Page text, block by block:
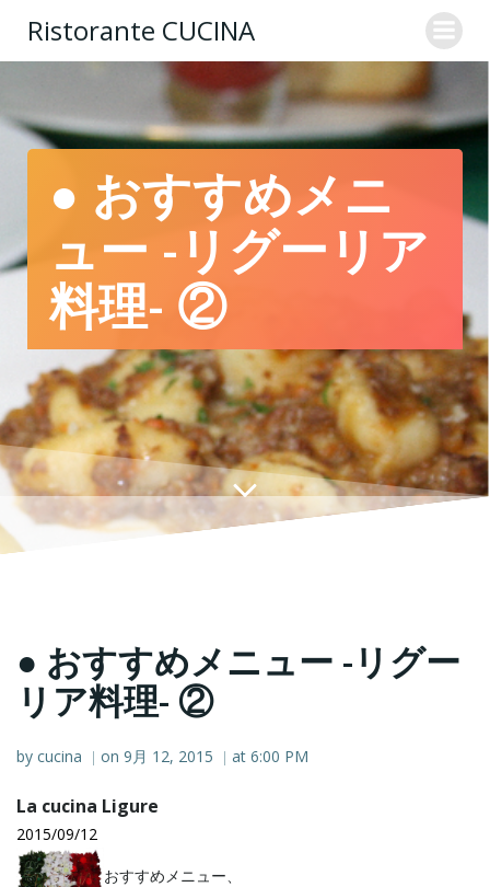
ン
テ
ン
ツ
へ
キ
ッ
プ
Ristorante CUCINA
● おすすめメニ
ュー -リグーリア
料理- ②
● おすすめメニュー -リグー
リア料理- ②
by cucina | on 9月 12, 2015 | at 6:00 PM
La cucina Ligure
2015/09/12
おすすめメニュー、